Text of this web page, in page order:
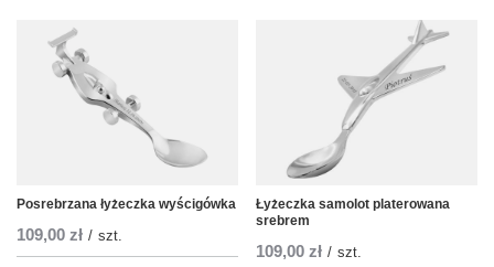
Posrebrzana łyżeczka wyścigówka
109,00 zł / szt.
Łyżeczka samolot platerowana
srebrem
109,00 zł / szt.